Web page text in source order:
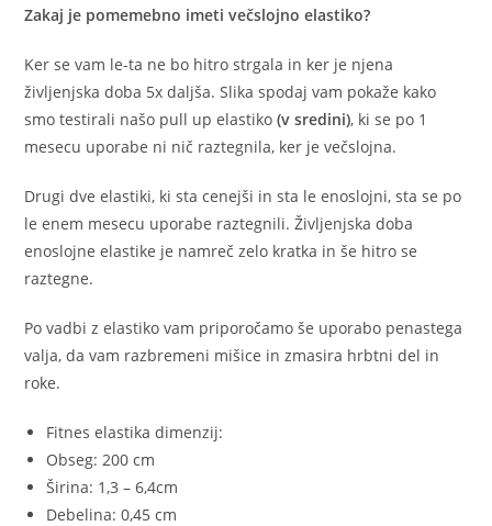
Zakaj je pomemebno imeti večslojno elastiko?
Ker se vam le-ta ne bo hitro strgala in ker je njena
življenjska doba 5x daljša. Slika spodaj vam pokaže kako
smo testirali našo pull up elastiko(v sredini), ki se po 1
mesecu uporabe ni nič raztegnila, ker je večslojna.
Drugi dve elastiki, ki sta cenejši in sta le enoslojni, sta se po
le enem mesecu uporabe raztegnili. Življenjska doba
enoslojne elastike je namreč zelo kratka in še hitro se
raztegne.
Po vadbi z elastiko vam priporočamo še uporabo penastega
valja, da vam razbremeni mišice in zmasira hrbtni del in
roke.
Fitnes elastika dimenzij:
Obseg: 200 cm
Širina: 1,3 – 6,4cm
Debelina: 0,45 cm